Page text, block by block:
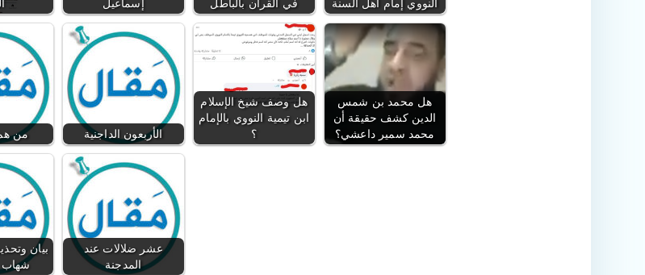
إسماعيل
في القرآن بالباطل
النووي إمام أهل السنة
من الأربعون الداجنية
هل وصف شيخ الإسلام
ابن تيمية النووي بالإمام
؟
هل محمد بن شمس
الدين كشف حقيقة أن
محمد سمير داعشي؟
بيان
شهاب
عشر ضلالات عند
المدجنة